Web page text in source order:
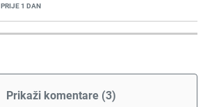
PRIJE 1 DAN
Prikaži komentare (3)